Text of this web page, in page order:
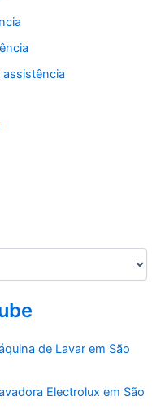
assistência
de Lavar em São
Electrolux em São